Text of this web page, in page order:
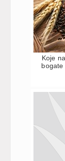
Koje
bogate